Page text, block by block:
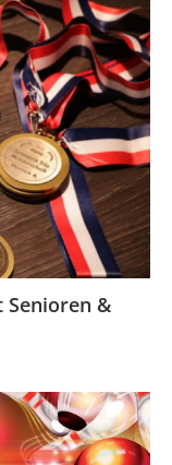
Senioren &